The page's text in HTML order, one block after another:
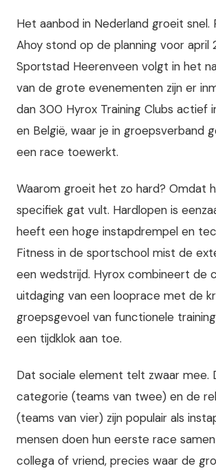
Het aanbod in Nederland groeit snel.
Ahoy stond op de planning voor april
Sportstad Heerenveen volgt in het
van de grote evenementen zijn er
dan 300 Hyrox Training Clubs actief
en België, waar je in groepsverband
een race toewerkt.
Waarom groeit het zo hard? Omdat
specifiek gat vult. Hardlopen is
heeft een hoge instapdrempel en
Fitness in de sportschool mist de
een wedstrijd. Hyrox combineert de
uitdaging van een looprace met de
groepsgevoel van functionele
een tijdklok aan toe.
Dat sociale element telt zwaar mee.
categorie (teams van twee) en de
(teams van vier) zijn populair als
mensen doen hun eerste race
collega of vriend, precies waar de